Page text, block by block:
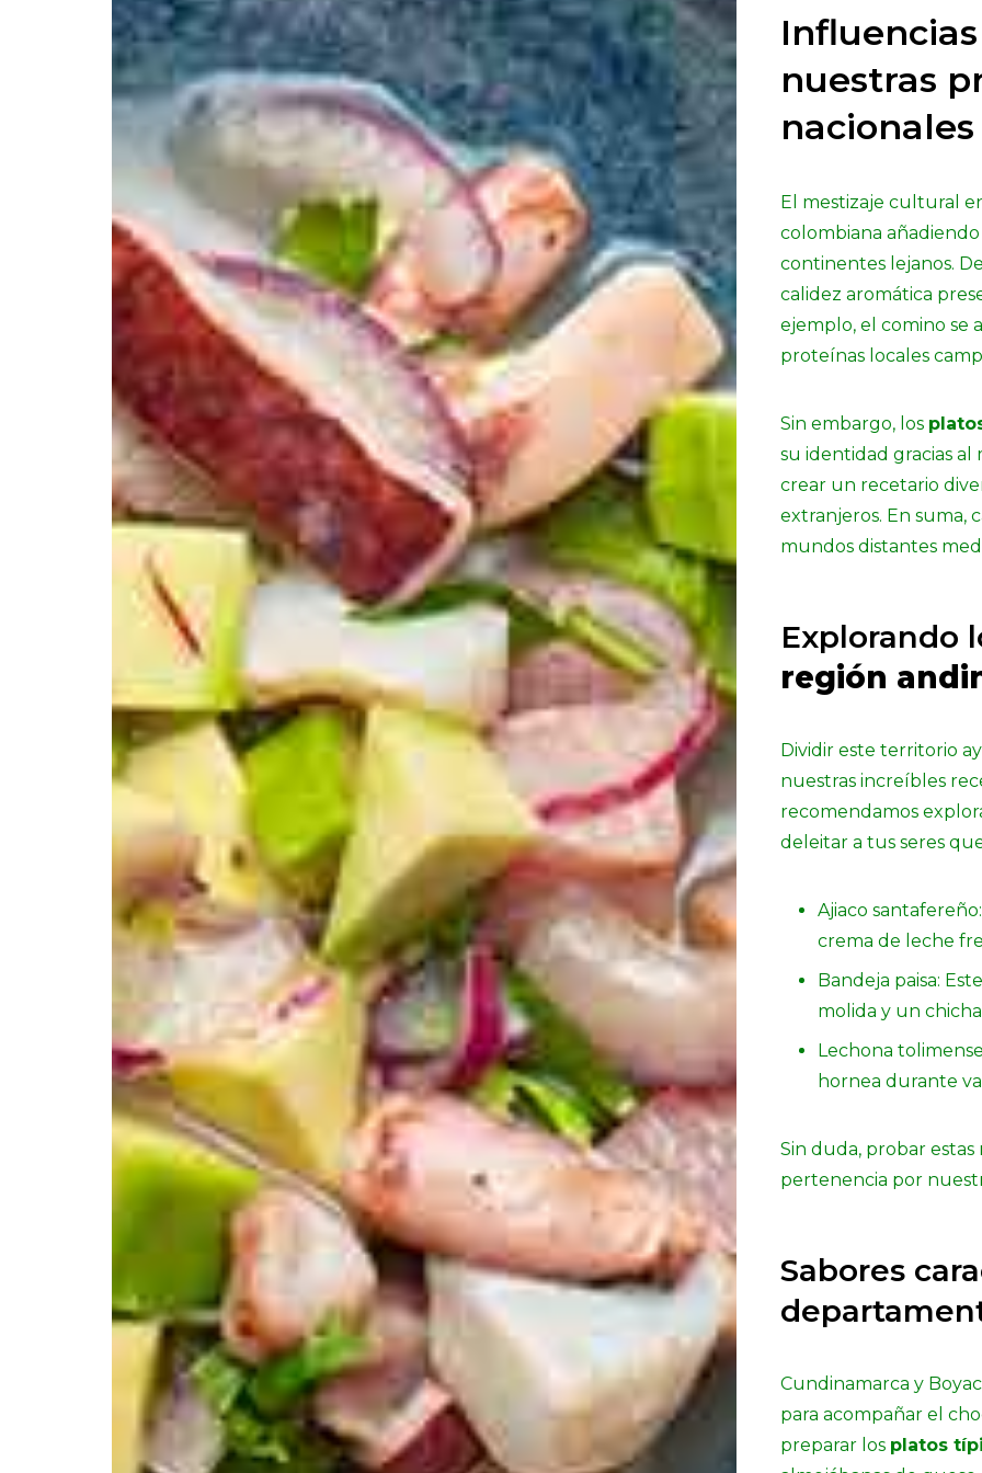
nuestras
nacionales
El mestizaje cultural
colombiana
continentes lejanos.
calidez aromática
ejemplo, el comino se
proteínas locales
Sin embargo, los
su identidad gracias
crear un recetario
extranjeros. En suma,
mundos distantes
Explorando
región
Dividir este territorio
nuestras increíbles
recomendamos
deleitar a tus seres
Ajiaco
crema de leche
Bandeja paisa:
molida y un
Lechona
hornea durante
Sin duda, probar
pertenencia por
Sabores
Cundinamarca y
para acompañar el
preparar los platos